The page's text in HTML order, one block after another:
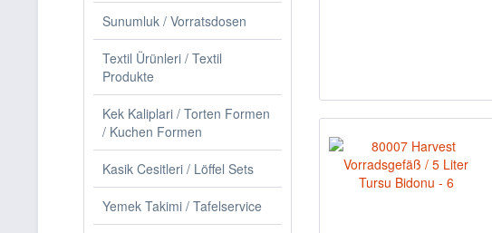
Sunumluk / Vorratsdosen
Textil Ürünleri / Textil
Produkte
Kek Kaliplari / Torten Formen
/ Kuchen Formen
Kasik Cesitleri / Löffel Sets
Yemek Takimi / Tafelservice